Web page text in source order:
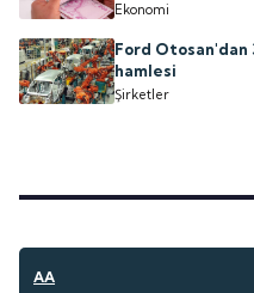
Ekonomi
Ford Otosan'dan
hamlesi
Şirketler
AA